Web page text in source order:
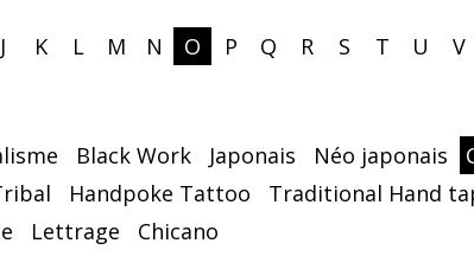
J K L M N O P Q R S T U V
Black Work Japonais Néo japonais
Handpoke Tattoo Traditional Hand
Lettrage Chicano